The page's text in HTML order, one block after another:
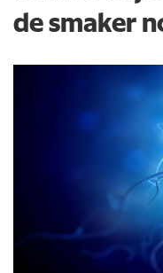
de smaker